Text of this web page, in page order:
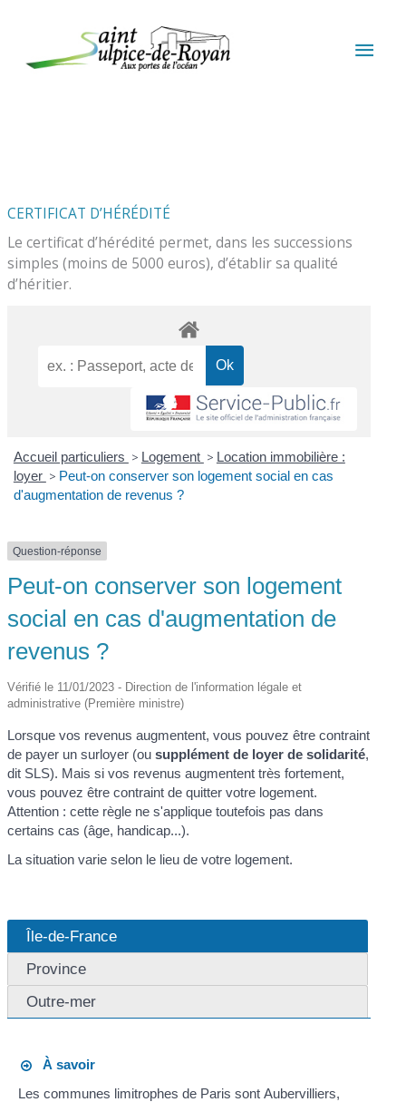
CERTIFICAT D’HÉRÉDITÉ
Le certificat d’hérédité permet, dans les successions
simples (moins de 5000 euros), d’établir sa qualité
d’héritier.
Accueil particuliers > Logement > Location immobilière :
loyer > Peut-on conserver son logement social en cas
d'augmentation de revenus ?
Question-réponse
Peut-on conserver son logement
social en cas d'augmentation de
revenus ?
Vérifié le 11/01/2023 - Direction de l'information légale et
administrative (Première ministre)
Lorsque vos revenus augmentent, vous pouvez être contraint
de payer un surloyer (ousupplément de loyer de solidarité,
dit SLS). Mais si vos revenus augmentent très fortement,
vous pouvez être contraint de quitter votre logement.
Attention : cette règle ne s'applique toutefois pas dans
certains cas (âge, handicap...).
La situation varie selon le lieu de votre logement.
Île-de-France
Province
Outre-mer
À savoir
Les communes limitrophes de Paris sont Aubervilliers,